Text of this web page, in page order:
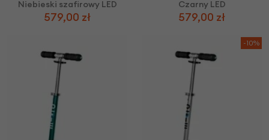
Niebieski szafirowy LED
579,00 zł
Czarny LED
579,00 zł
-10%